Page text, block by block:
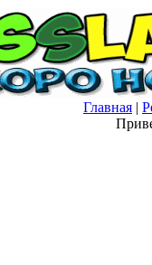
Главная |